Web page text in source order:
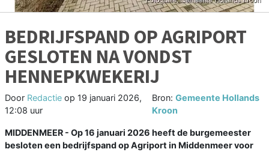
BEDRIJFSPAND OP AGRIPORT
GESLOTEN NA VONDST
HENNEPKWEKERIJ
Door Redactie op 19 januari 2026,
12:08 uur
Bron:Gemeente Hollands
Kroon
MIDDENMEER - Op 16 januari 2026 heeft de burgemeester
besloten een bedrijfspand op Agriport in Middenmeer voor